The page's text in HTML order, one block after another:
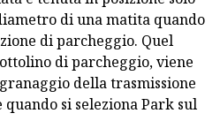
di una matita quando
di parcheggio. Quel
di parcheggio, viene
della trasmissione
si seleziona Park sul